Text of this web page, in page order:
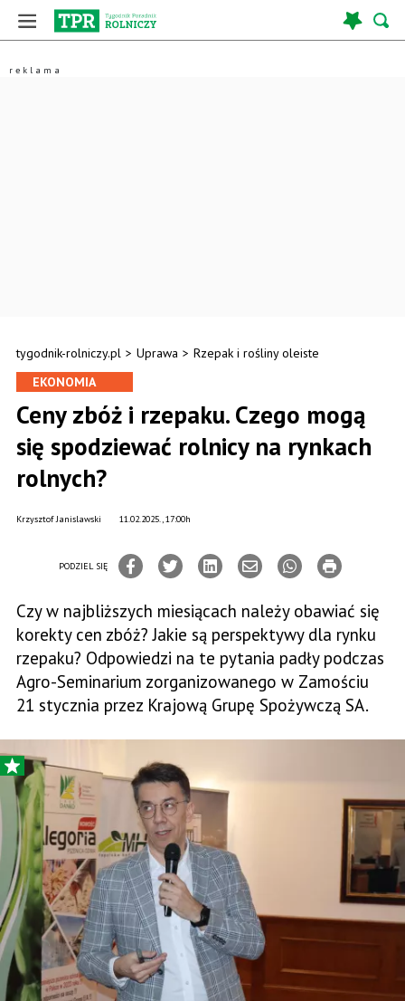
tygodnik-rolniczy.pl > Uprawa > Rzepak i rośliny oleiste
EKONOMIA
Ceny zbóż i rzepaku. Czego mogą
się spodziewać rolnicy na rynkach
rolnych?
11.02.2025., 17:00h
Krzysztof Janislawski
PODZIEL SIĘ
Czy w najbliższych miesiącach należy obawiać się
korekty cen zbóż? Jakie są perspektywy dla rynku
rzepaku? Odpowiedzi na te pytania padły podczas
Agro-Seminarium zorganizowanego w Zamościu
21 stycznia przez Krajową Grupę Spożywczą SA.